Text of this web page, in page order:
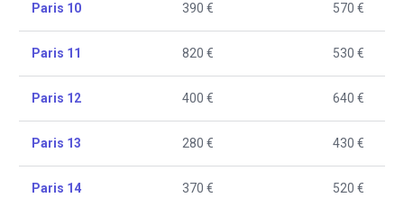
Paris 10 390 € 570 €
Paris 11 820 € 530 €
Paris 12 400 € 640 €
Paris 13 280 € 430 €
Paris 14 370 € 520 €